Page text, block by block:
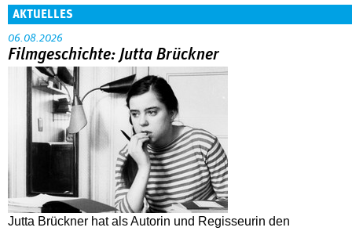
AKTUELLES
06.08.2026
Filmgeschichte: Jutta Brückner
Jutta Brückner hat als Autorin und Regisseurin den